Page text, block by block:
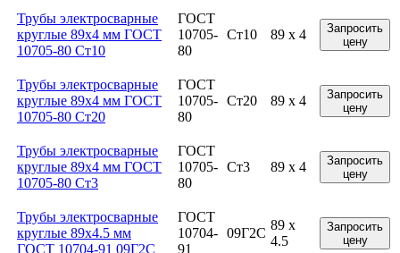
Трубы электросварные
круглые 89x4 мм ГОСТ
10705-80 Ст10
ГОСТ
10705-
80
Ст10 89 x 4
Запросить
цену
Трубы электросварные
круглые 89x4 мм ГОСТ
10705-80 Ст20
ГОСТ
10705-
80
Ст20 89 x 4
Запросить
цену
Трубы электросварные
круглые 89x4 мм ГОСТ
10705-80 Ст3
ГОСТ
10705-
80
Ст3 89 x 4
Запросить
цену
Трубы электросварные
круглые 89x4.5 мм
ГОСТ 10704-91 09Г2С
ГОСТ
10704-
91
09Г2С
89 x
4.5
Запросить
цену